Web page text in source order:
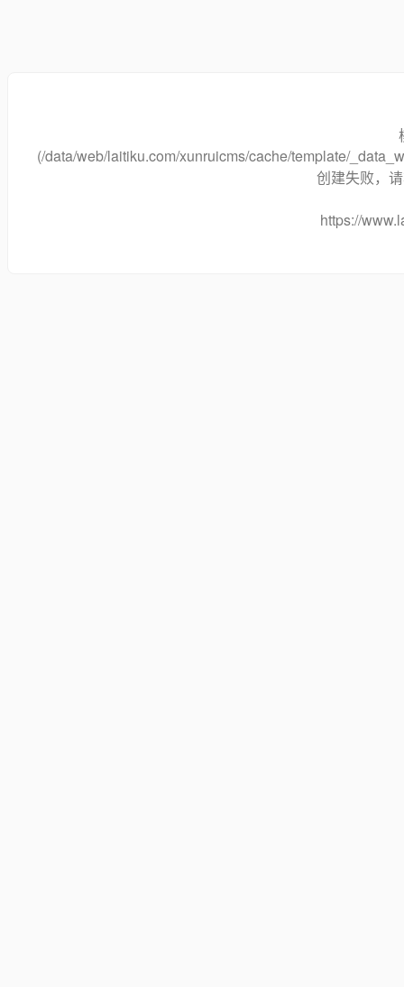
(/data/web/laitiku.com/xunruicms/cache/template/
创建失败，
https://